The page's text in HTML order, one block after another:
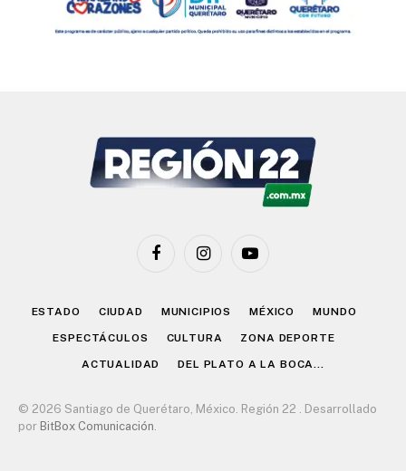
FacebookInstagramYouTube
ESTADO CIUDAD MUNICIPIOS MÉXICO MUNDO
ESPECTÁCULOS CULTURA ZONA DEPORTE
ACTUALIDAD DEL PLATO A LA BOCA…
© 2026 Santiago de Querétaro, México. Región 22 . Desarrollado
por BitBox Comunicación